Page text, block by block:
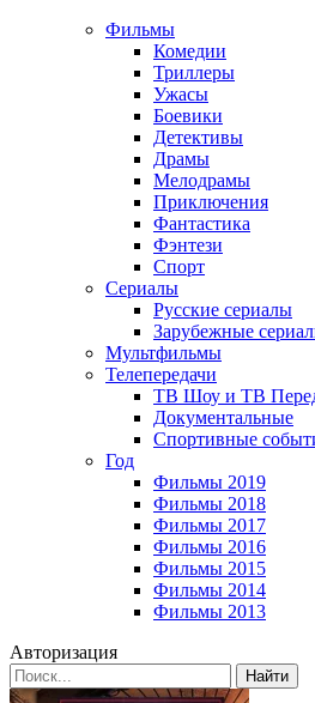
Фильмы
Комедии
Триллеры
Ужасы
Боевики
Детективы
Драмы
Мелодрамы
Приключения
Фантастика
Фэнтези
Спорт
Сериалы
Русские сериалы
Зарубежные
Мультфильмы
Телепередачи
ТВ Шоу и ТВ
Документальные
Спортивные
Год
Фильмы 2019
Фильмы 2018
Фильмы 2017
Фильмы 2016
Фильмы 2015
Фильмы 2014
Фильмы 2013
Авторизация
Найти